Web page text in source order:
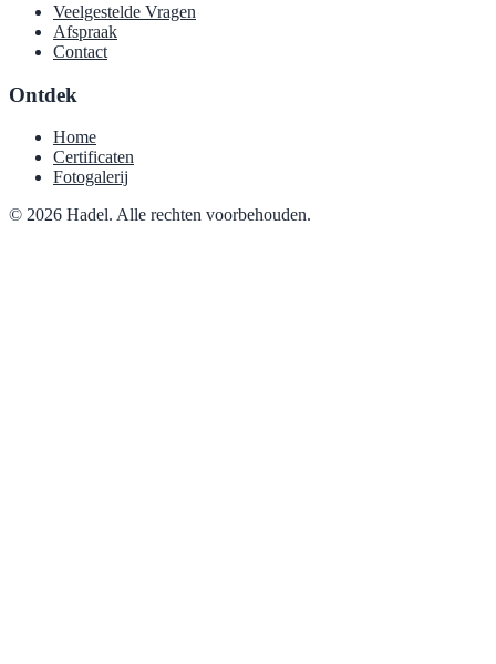
Veelgestelde Vragen
Afspraak
Contact
Ontdek
Home
Certificaten
Fotogalerij
© 2026 Hadel. Alle rechten voorbehouden.